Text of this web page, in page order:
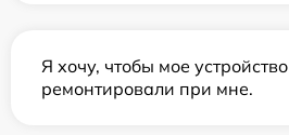
Я хочу, чтобы мое устройство
ремонтировали при мне.